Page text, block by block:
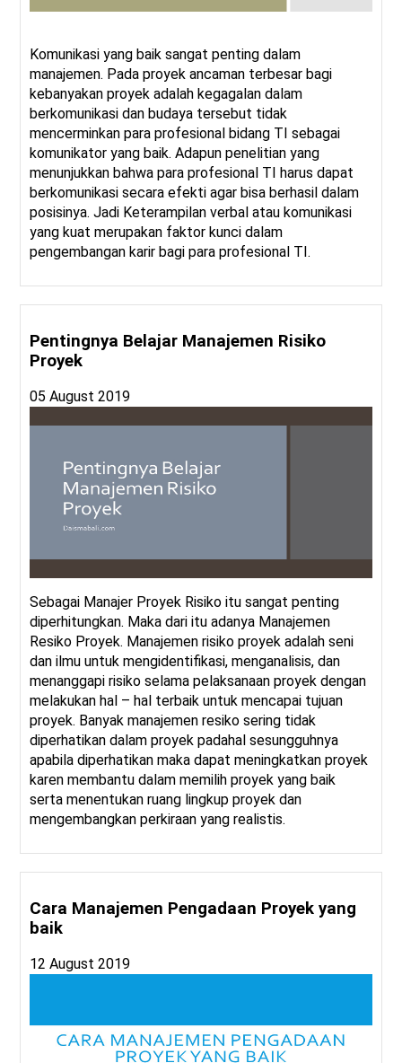
Komunikasi yang baik sangat penting dalam
manajemen. Pada proyek ancaman terbesar bagi
kebanyakan proyek adalah kegagalan dalam
berkomunikasi dan budaya tersebut tidak
mencerminkan para profesional bidang TI sebagai
komunikator yang baik. Adapun penelitian yang
menunjukkan bahwa para profesional TI harus dapat
berkomunikasi secara efekti agar bisa berhasil dalam
posisinya. Jadi Keterampilan verbal atau komunikasi
yang kuat merupakan faktor kunci dalam
pengembangan karir bagi para profesional TI.
Pentingnya Belajar Manajemen Risiko
Proyek
05 August 2019
Sebagai Manajer Proyek Risiko itu sangat penting
diperhitungkan. Maka dari itu adanya Manajemen
Resiko Proyek. Manajemen risiko proyek adalah seni
dan ilmu untuk mengidentifikasi, menganalisis, dan
menanggapi risiko selama pelaksanaan proyek dengan
melakukan hal – hal terbaik untuk mencapai tujuan
proyek. Banyak manajemen resiko sering tidak
diperhatikan dalam proyek padahal sesungguhnya
apabila diperhatikan maka dapat meningkatkan proyek
karen membantu dalam memilih proyek yang baik
serta menentukan ruang lingkup proyek dan
mengembangkan perkiraan yang realistis.
Cara Manajemen Pengadaan Proyek yang
baik
12 August 2019